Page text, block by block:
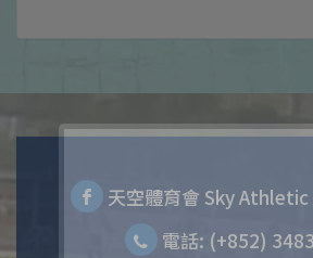
天空體育會 Sky
電話: (+852)